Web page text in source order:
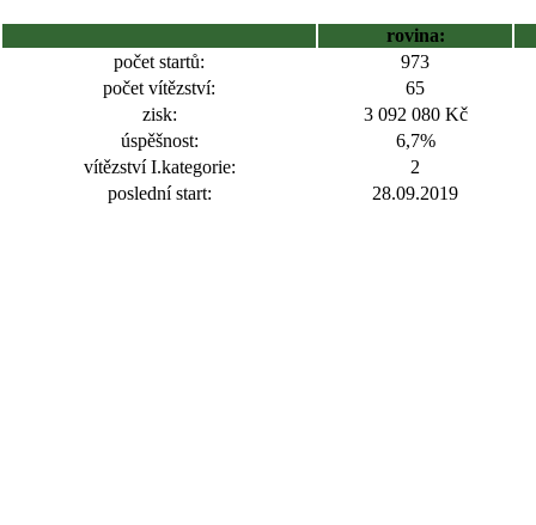
rovina:
počet startů:
973
počet vítězství:
65
zisk:
3 092 080 Kč
úspěšnost:
6,7%
vítězství I.kategorie:
2
poslední start:
28.09.2019